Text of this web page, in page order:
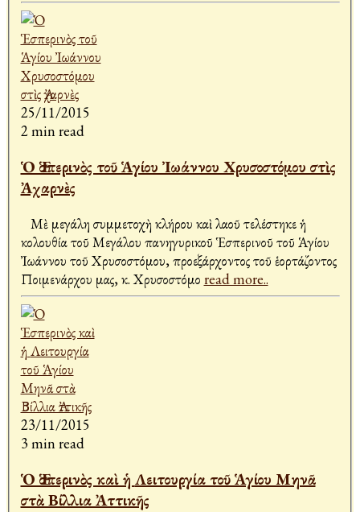
25/11/2015
2 min read
Ὁ Ἑσπερινὸς τοῦ Ἁγίου Ἰωάννου Χρυσοστόμου στὶς
Ἀχαρνὲς
Μὲ μεγάλη συμμετοχὴ κλήρου καὶ λαοῦ τελέστηκε ἡ
Ἀκολουθία τοῦ Μεγάλου πανηγυρικοῦ Ἑσπερινοῦ τοῦ Ἁγίου
Ἰωάννου τοῦ Χρυσοστόμου, προεξάρχοντος τοῦ ἑορτάζοντος
Ποιμενάρχου μας, κ. Χρυσοστόμο read more..
23/11/2015
3 min read
Ὁ Ἑσπερινὸς καὶ ἡ Λειτουργία τοῦ Ἁγίου Μηνᾶ
στὰ Βίλλια Ἀττικῆς